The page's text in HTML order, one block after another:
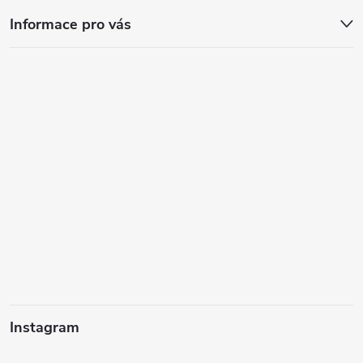
Informace pro vás
Instagram